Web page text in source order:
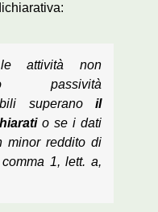
attività non
passività
superano il
o se i dati
minor reddito di
1, lett. a,